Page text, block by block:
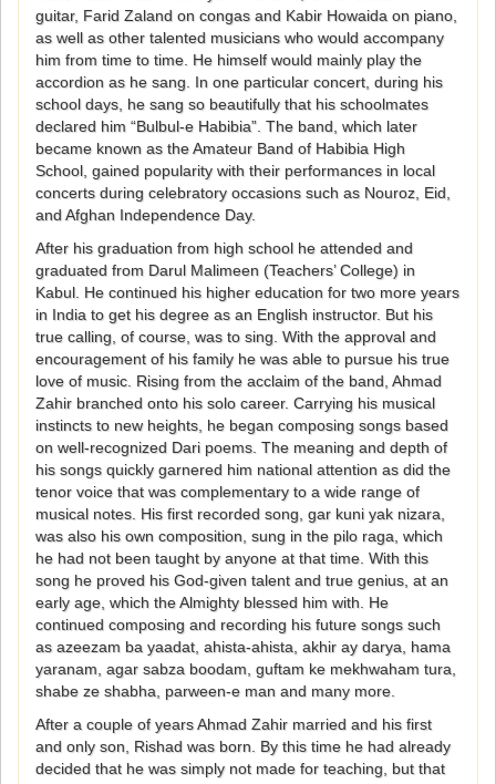
guitar, Farid Zaland on congas and Kabir Howaida on piano,
as well as other talented musicians who would accompany
him from time to time. He himself would mainly play the
accordion as he sang. In one particular concert, during his
school days, he sang so beautifully that his schoolmates
declared him “Bulbul-e Habibia”. The band, which later
became known as the Amateur Band of Habibia High
School, gained popularity with their performances in local
concerts during celebratory occasions such as Nouroz, Eid,
and Afghan Independence Day.
After his graduation from high school he attended and
graduated from Darul Malimeen (Teachers’ College) in
Kabul. He continued his higher education for two more years
in India to get his degree as an English instructor. But his
true calling, of course, was to sing. With the approval and
encouragement of his family he was able to pursue his true
love of music. Rising from the acclaim of the band, Ahmad
Zahir branched onto his solo career. Carrying his musical
instincts to new heights, he began composing songs based
on well-recognized Dari poems. The meaning and depth of
his songs quickly garnered him national attention as did the
tenor voice that was complementary to a wide range of
musical notes. His first recorded song, gar kuni yak nizara,
was also his own composition, sung in the pilo raga, which
he had not been taught by anyone at that time. With this
song he proved his God-given talent and true genius, at an
early age, which the Almighty blessed him with. He
continued composing and recording his future songs such
as azeezam ba yaadat, ahista-ahista, akhir ay darya, hama
yaranam, agar sabza boodam, guftam ke mekhwaham tura,
shabe ze shabha, parween-e man and many more.
After a couple of years Ahmad Zahir married and his first
and only son, Rishad was born. By this time he had already
decided that he was simply not made for teaching, but that